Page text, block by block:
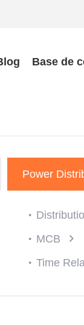
Base de
Power
MCB
Time